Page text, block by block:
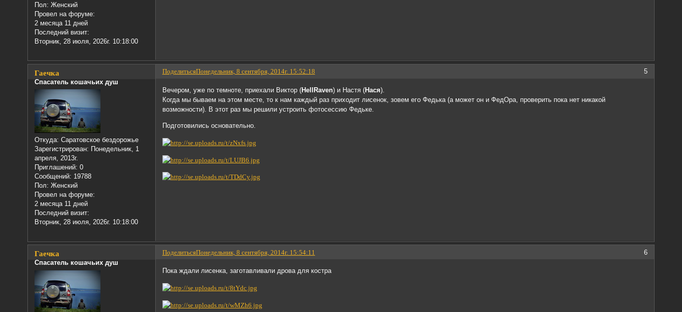
Пол: Женский
Провел на форуме:
2 месяца 11 дней
Последний визит:
Вторник, 28 июля, 2026г. 10:18:00
Поделиться 5
Понедельник, 8 сентября, 2014г. 15:52:18
Гаечка
Спасатель кошачьих душ
Откуда: Саратовское бездорожье
Зарегистрирован: Понедельник, 1
апреля, 2013г.
Приглашений: 0
Сообщений: 19788
Пол: Женский
Провел на форуме:
2 месяца 11 дней
Последний визит:
Вторник, 28 июля, 2026г. 10:18:00
Вечером, уже по темноте, приехали Виктор (HellRaven) и Настя (Нася).
Когда мы бываем на этом месте, то к нам каждый раз приходит лисенок, зовем его Федька (а может он и ФедОра, проверить пока нет никакой
возможности). В этот раз мы решили устроить фотосессию Федьке.
Подготовились основательно.
Поделиться 6
Понедельник, 8 сентября, 2014г. 15:54:11
Гаечка
Спасатель кошачьих душ
Пока ждали лисенка, заготавливали дрова для костра